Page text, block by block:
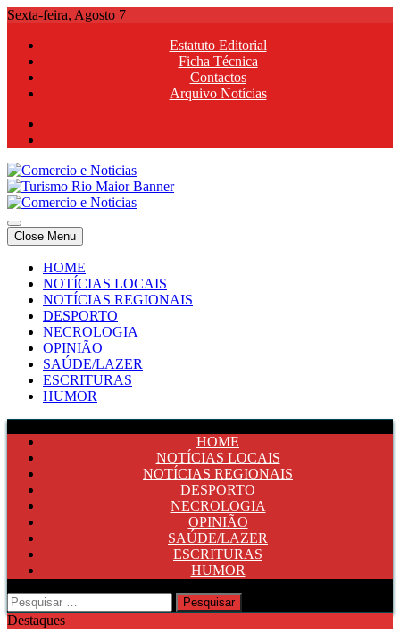
Skip
content
Sexta-feira, Agosto 7
Estatuto Editorial
Ficha Técnica
Contactos
Arquivo Notícias
Comercio e Noticias
Notícias e Publicidade Online
Comercio e Noticias
Notícias e Publicidade Online
Close Menu
HOME
NOTÍCIAS LOCAIS
NOTÍCIAS REGIONAIS
DESPORTO
NECROLOGIA
OPINIÃO
SAÚDE/LAZER
ESCRITURAS
HUMOR
HOME
NOTÍCIAS LOCAIS
NOTÍCIAS REGIONAIS
DESPORTO
NECROLOGIA
OPINIÃO
SAÚDE/LAZER
ESCRITURAS
HUMOR
Pesquisar
por:
Destaques